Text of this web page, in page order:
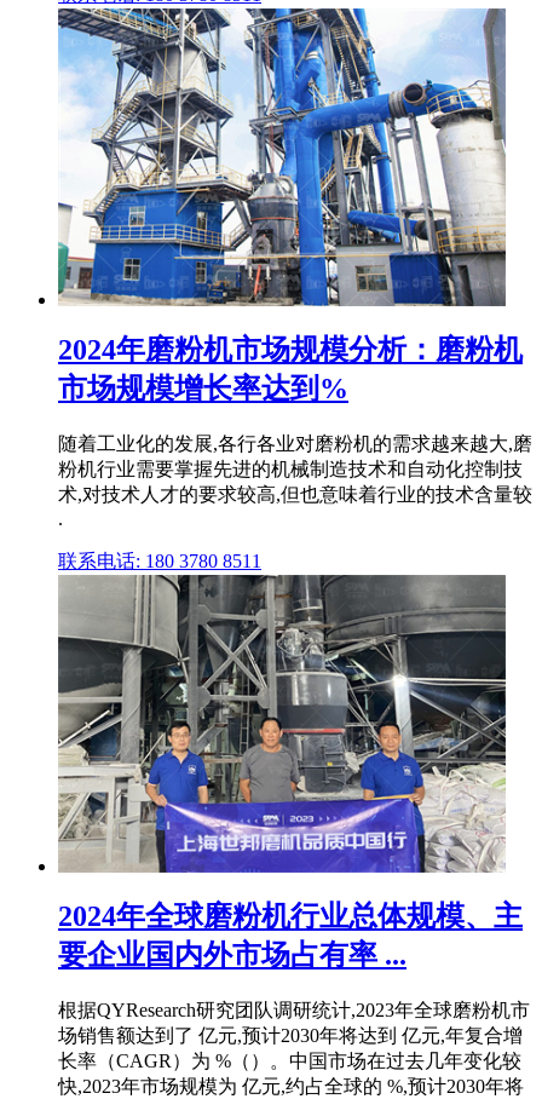
2024年磨粉机市场规模分析：磨粉机
市场规模增长率达到%
随着工业化的发展,各行各业对磨粉机的需求越来越大,磨
粉机行业需要掌握先进的机械制造技术和自动化控制技
术,对技术人才的要求较高,但也意味着行业的技术含量较
.
联系电话: 180 3780 8511
2024年全球磨粉机行业总体规模、主
要企业国内外市场占有率 ...
根据QYResearch研究团队调研统计,2023年全球磨粉机市
场销售额达到了 亿元,预计2030年将达到 亿元,年复合增
长率（CAGR）为 %（）。中国市场在过去几年变化较
快,2023年市场规模为 亿元,约占全球的 %,预计2030年将